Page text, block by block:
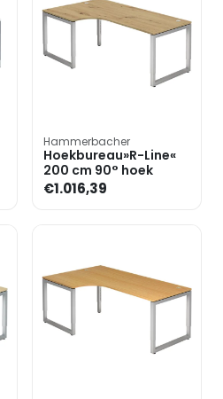
Hammerbacher
Hoekbureau»R-Line«
200 cm 90° hoek
€1.016,39